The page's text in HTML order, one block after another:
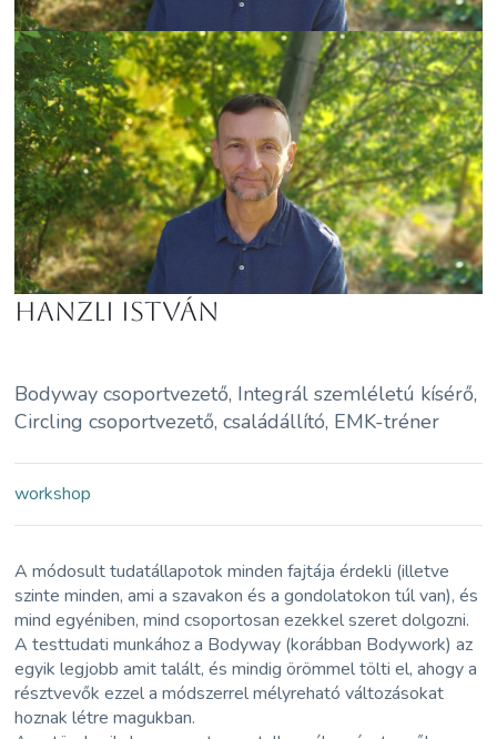
Hanzli István
Bodyway csoportvezető, Integrál szemléletú kísérő,
Circling csoportvezető, családállító, EMK-tréner
workshop
A módosult tudatállapotok minden fajtája érdekli (illetve
szinte minden, ami a szavakon és a gondolatokon túl van), és
mind egyéniben, mind csoportosan ezekkel szeret dolgozni.
A testtudati munkához a Bodyway (korábban Bodywork) az
egyik legjobb amit talált, és mindig örömmel tölti el, ahogy a
résztvevők ezzel a módszerrel mélyreható változásokat
hoznak létre magukban.